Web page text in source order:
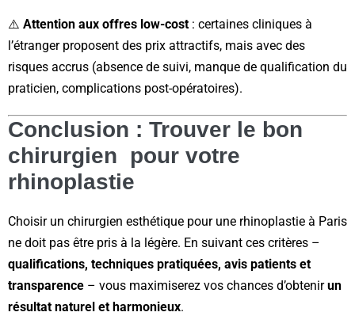
⚠️ Attention aux offres low-cost : certaines cliniques à
l’étranger proposent des prix attractifs, mais avec des
risques accrus (absence de suivi, manque de qualification du
praticien, complications post-opératoires).
Conclusion : Trouver le bon
chirurgien pour votre
rhinoplastie
Choisir un chirurgien esthétique pour une rhinoplastie à Paris
ne doit pas être pris à la légère. En suivant ces critères –
qualifications, techniques pratiquées, avis patients et
transparence – vous maximiserez vos chances d’obtenirun
résultat naturel et harmonieux.